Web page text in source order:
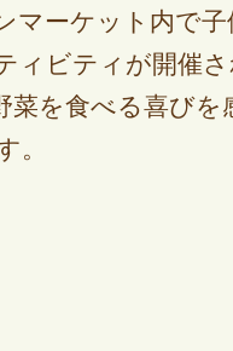
マーケット内で
ィビティが開催
を食べる喜びを